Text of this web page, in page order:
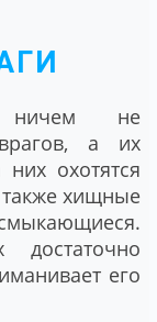
ничем не
а их
охотятся
хищные
его